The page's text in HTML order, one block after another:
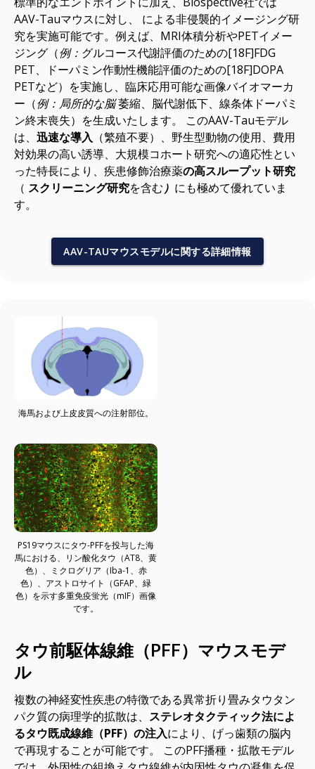
AAV-Tauマウスに対し、
による非侵襲的イメージング研
究を実施可能です。例えば、MRI体積分析やPETイメー
ジング（例： グルコース代謝評価のための[18F]FDG
PET、ドーパミン作動性機能評価のための[18F]DOPA
PETなど）を実施し、臨床応用可能な画像バイオマーカ
ー（例：局所的な脳萎縮、脳代謝低下、線条体ドーパミ
ン終末喪失）を生成いたします。 このAAV-Tauモデル
は、 迅速な導入 （繁殖不要）、野生型動物の使用、費用
対効果の高い誘導、大規模コホート研究への適応性とい
った特長により、疾患修飾治療薬の高スループット研究
（ スクリーニング研究を含む） にも極めて優れていま
す。
AAV-TAUマウスモデルに関する詳細情報
海馬および上皮皮質への注射部位。
PS19マウスにタウ-PFFを投与した海
馬における、リン酸化タウ（AT8、黄
色）、ミクログリア（Iba-1、赤
色）、アストロサイト（GFAP、緑
色）を示す多重免疫蛍光（mIF）画像
です。
タウ前駆体線維（PFF）マウスモデ
ル
複数の神経変性疾患の特徴である異常折り畳みタウタン
パク質の病理学的拡散は、 ステレオタクティック法によ
るタウ既成線維（PFF）の注入により、げっ歯類の脳内
で再現することが可能です。 このPFF播種・拡散モデル